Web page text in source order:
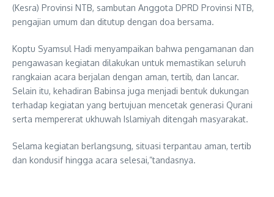
(Kesra) Provinsi NTB, sambutan Anggota DPRD Provinsi NTB,
pengajian umum dan ditutup dengan doa bersama.
Koptu Syamsul Hadi menyampaikan bahwa pengamanan dan
pengawasan kegiatan dilakukan untuk memastikan seluruh
rangkaian acara berjalan dengan aman, tertib, dan lancar.
Selain itu, kehadiran Babinsa juga menjadi bentuk dukungan
terhadap kegiatan yang bertujuan mencetak generasi Qurani
serta mempererat ukhuwah Islamiyah ditengah masyarakat.
Selama kegiatan berlangsung, situasi terpantau aman, tertib
dan kondusif hingga acara selesai,”tandasnya.